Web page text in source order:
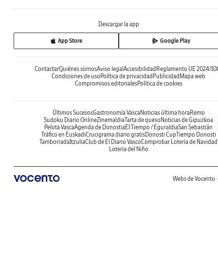
Descargar la app
App Store Google Play
ContactarQuiénes somosAviso legalAccesibilidadReglamento UE 2024/
Condiciones de usoPolítica de privacidadPublicidadMapa web
Compromisos editorialesPolítica de cookies
Últimos SucesosGastronomía VascaNoticias última horaRemo
Sudoku Diario OnlineZinemaldiaTarta de quesoNoticias de Gipuzkoa
Pelota VascaAgenda de DonostiaEl Tiempo / EguraldiaSan Sebastián
Tráfico en EuskadiCrucigrama diario gratisDonosti CupTiempo Donosti
TamborradaItzuliaClub de El Diario VascoComprobar Lotería de Navidad
Lotería del Niño
Webs de Vocento